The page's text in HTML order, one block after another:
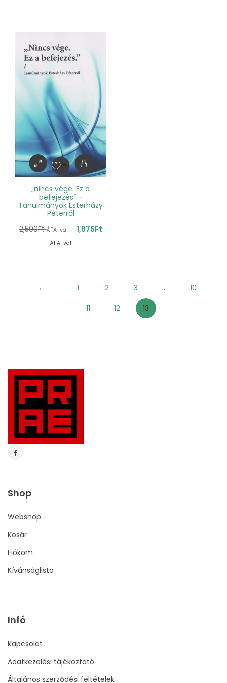
„nincs vége. Ez a
befejezés” –
Tanulmányok Esterházy
Péterről
2,500Ft ÁFA-val 1,875Ft
ÁFA-val
← 1 2 3 …
10
11
12 13
Shop
Webshop
Kosár
Fiókom
Kívánságlista
Infó
Kapcsolat
Adatkezelési tájékoztató
Általános szerződési feltételek